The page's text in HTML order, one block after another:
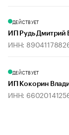
ДЕЙСТВУЕТ
ИП Рудь Дмитрий
ИНН:
ДЕЙСТВУЕТ
ИП Кокорин
ИНН: